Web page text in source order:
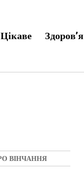
Цікаве Здоров’я
ВІНЧАННЯ